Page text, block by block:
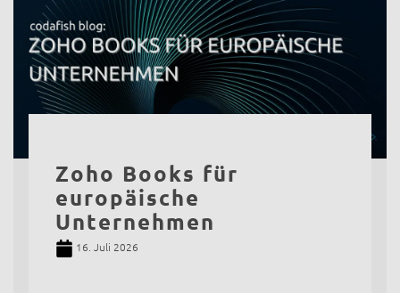
Zoho Books für
europäische
Unternehmen
16. Juli 2026